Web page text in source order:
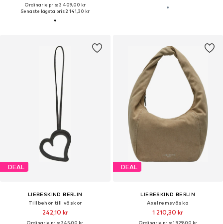
Ordinarie pris: 3 409,00 kr
Senaste lägsta pris:2 141,30 kr
DEAL
LIEBESKIND BERLIN
Tillbehör till väskor
242,10 kr
Ordinarie pris: 345,00 kr
DEAL
LIEBESKIND BERLIN
Axelremsväska
1 210,30 kr
Ordinarie pris: 1 929,00 kr